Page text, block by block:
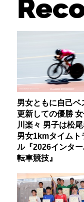
男女ともに自己ベ
更新しての優勝
川楽々 男子は松
男女1kmタイムト
ル『2026インタ
転車競技』